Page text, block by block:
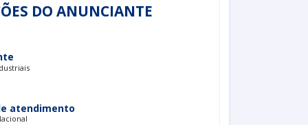
DO ANUNCIANTE
atendimento